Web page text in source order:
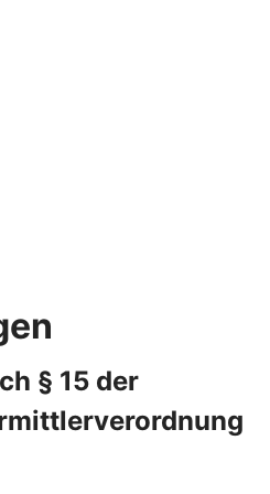
§ 15 der